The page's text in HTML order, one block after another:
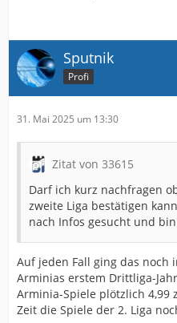
Sputnik
Profi
31. Mai 2025 um 13:30
Zitat von 33615
Darf ich kurz nachfragen
zweite Liga bestätigen
nach Infos gesucht und
Auf jeden Fall ging das noch
Arminias erstem Drittliga-
Arminia-Spiele plötzlich 4,99
Zeit die Spiele der 2. Liga